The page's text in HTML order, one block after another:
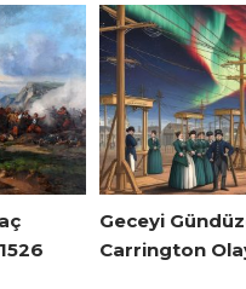
Geceyi
Carrington